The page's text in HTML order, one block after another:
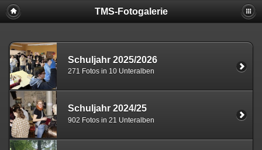
TMS-Fotogalerie
Schuljahr 2025/2026
271 Fotos in 10 Unteralben
Schuljahr 2024/25
902 Fotos in 21 Unteralben